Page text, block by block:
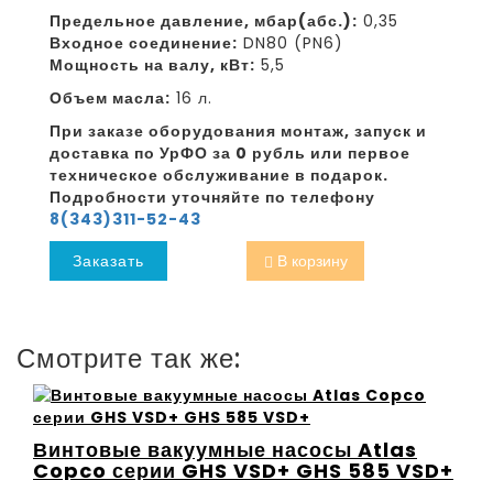
Предельное давление, мбар(абс.): 0,35
Входное соединение: DN80 (PN6)
Мощность на валу, кВт: 5,5
Объем масла: 16 л.
При заказе оборудования монтаж, запуск и
доставка по УрФО за 0 рубль или первое
техническое обслуживание в подарок.
Подробности уточняйте по телефону
8(343)311-52-43
Заказать
В корзину
Смотрите так же:
Винтовые вакуумные насосы Atlas
Copco серии GHS VSD+ GHS 585 VSD+